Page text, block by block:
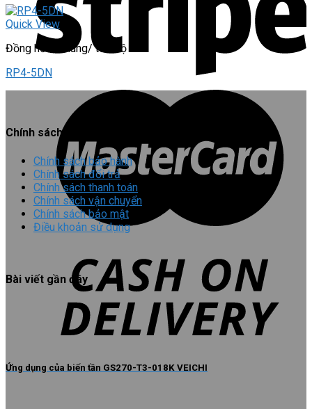
Quick View
Đồng hồ đo xung/ tốc độ
RP4-5DN
Chính sách chung
Chính sách bảo hành
Chính sách đổi trả
Chính sách thanh toán
Chính sách vận chuyển
Chính sách bảo mật
Điều khoản sử dụng
Bài viết gần đây
Ứng dụng của biến tần GS270-T3-018K VEICHI